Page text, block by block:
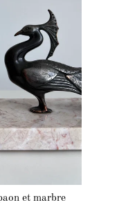
et marbre